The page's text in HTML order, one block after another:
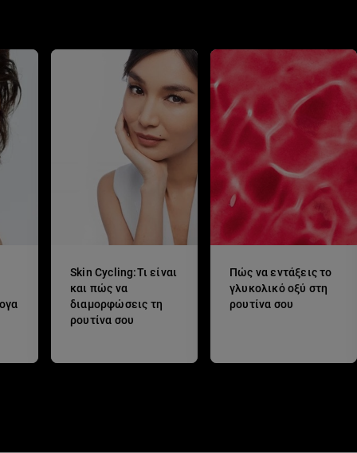
Skin Cycling:Τι είναι
και πώς να
διαμορφώσεις τη
ρουτίνα σου
Πώς να εντάξεις το
γλυκολικό οξύ στη
ρουτίνα σου